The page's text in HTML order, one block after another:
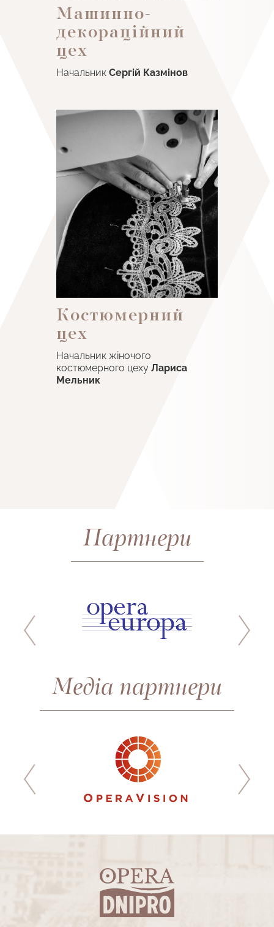
Машинно-
декораційний
цех
НачальникСергій Казмінов
Костюмерний
цех
Начальник жіночого
костюмерного цеху Лариса
Мельник
Партнери
Медіа партнери